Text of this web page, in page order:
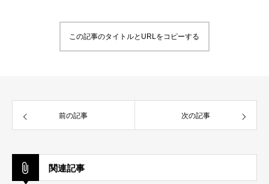
この記事のタイトルとURLをコピーする
前の記事 次の記事
関連記事